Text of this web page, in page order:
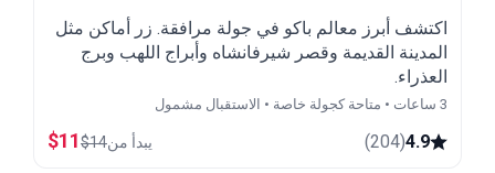
اكتشف أبرز معالم باكو في جولة مرافقة. زر أماكن مثل
المدينة القديمة وقصر شيرفانشاه وأبراج اللهب وبرج
العذراء.
3 ساعات • متاحة كجولة خاصة • الاستقبال مشمول
4.9
(
204
) يبدأ من $14
$11